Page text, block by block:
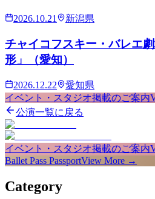
2026.10.21 新潟県
チャイコフスキー・バレエ
形」（愛知）
2026.12.22
愛知県
イベント・スタジオ掲載のご案内
公演一覧に戻る
イベント・スタジオ掲載のご案内
Ballet Pass PassportView More →
Category